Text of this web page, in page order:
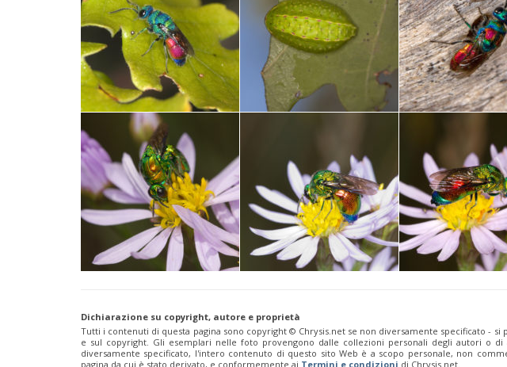
Dichiarazione su copyright, autore e proprietà
Tutti i contenuti di questa pagina sono copyright ©️ Chrysis.net se non diversamente specificato - si
e sul copyright. Gli esemplari nelle foto provengono dalle collezioni personali degli autori o
diversamente specificato, l'intero contenuto di questo sito Web è a scopo personale, non
pagina da cui è stato derivato, e conformemente ai Termini e condizioni di Chrysis.net.